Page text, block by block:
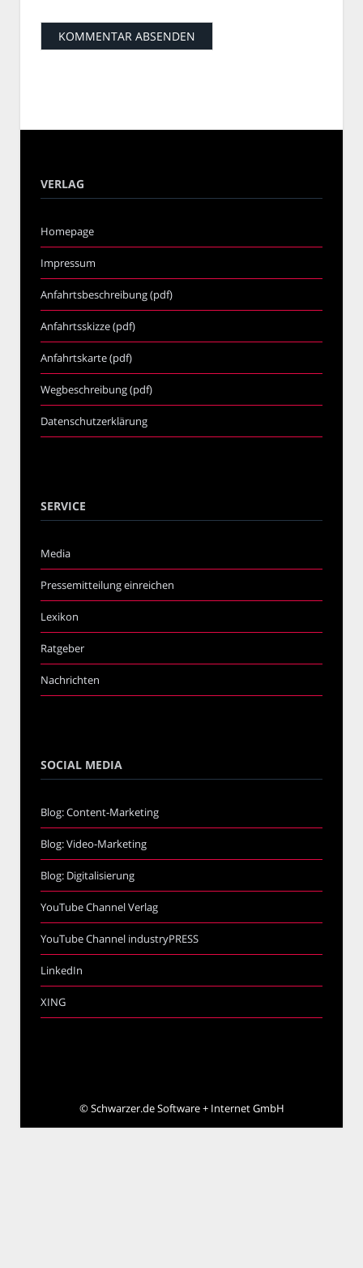
VERLAG
Homepage
Impressum
Anfahrtsbeschreibung (pdf)
Anfahrtsskizze (pdf)
Anfahrtskarte (pdf)
Wegbeschreibung (pdf)
Datenschutzerklärung
SERVICE
Media
Pressemitteilung einreichen
Lexikon
Ratgeber
Nachrichten
SOCIAL MEDIA
Blog: Content-Marketing
Blog: Video-Marketing
Blog: Digitalisierung
YouTube Channel Verlag
YouTube Channel industryPRESS
LinkedIn
XING
©Schwarzer.de Software + Internet GmbH